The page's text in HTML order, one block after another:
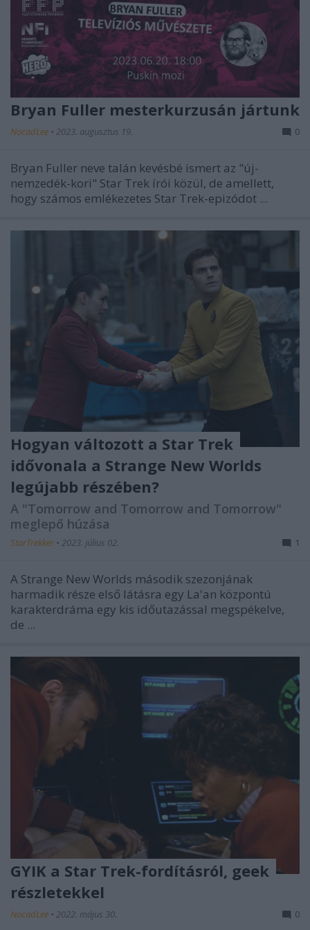
Bryan Fuller mesterkurzusán jártunk
NocadLee • 2023. augusztus 19. 0
Bryan Fuller neve talán kevésbé ismert az "új-
nemzedék-kori" Star Trek írói közül, de amellett,
hogy számos emlékezetes Star Trek-epizódot ...
Hogyan változott a Star Trek
idővonala a Strange New Worlds
legújabb részében?
A "Tomorrow and Tomorrow and Tomorrow"
meglepő húzása
StarTrekker • 2023. július 02. 1
A Strange New Worlds második szezonjának
harmadik része első látásra egy La'an központú
karakterdráma egy kis időutazással megspékelve,
de ...
GYIK a Star Trek-fordításról, geek
részletekkel
NocadLee • 2022. május 30. 0